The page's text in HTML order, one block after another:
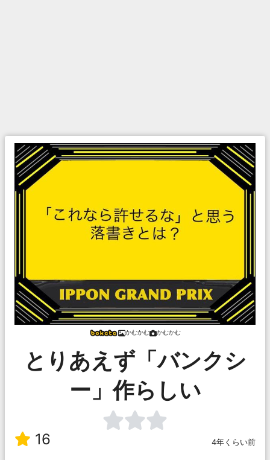
かむかむ かむかむ
とりあえず「バンクシ
ー」作らしい
16 4年くらい前